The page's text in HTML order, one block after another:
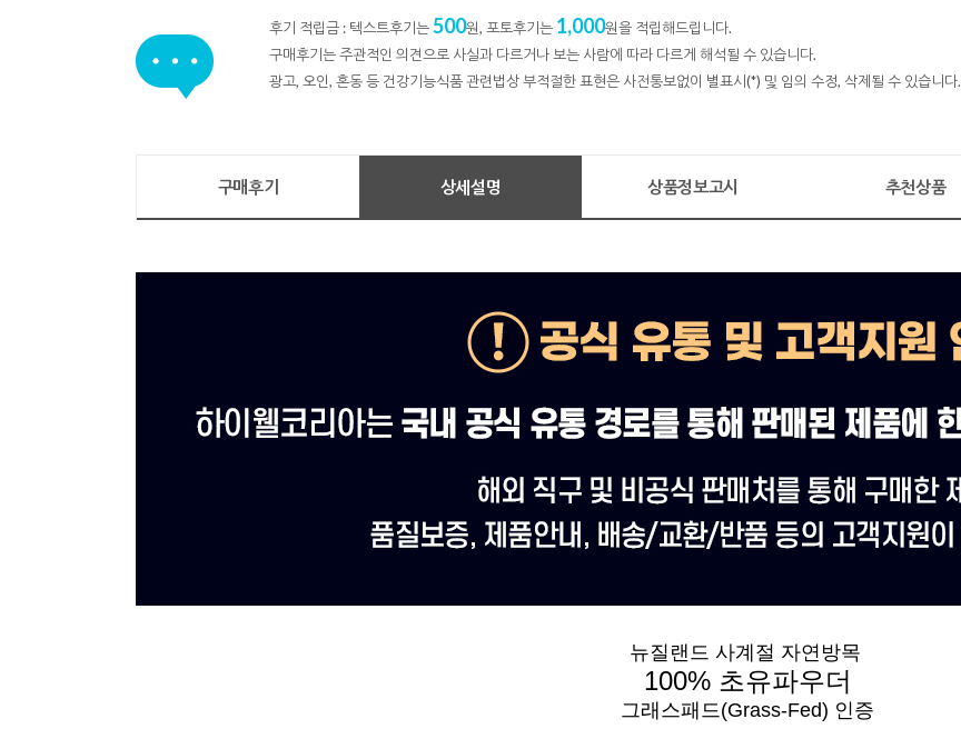
후기 적립금 : 텍스트후기는500원, 포토후기는 1,000원을 적립해드립니다.
구매후기는 주관적인 의견으로 사실과 다르거나 보는 사람에 따라 다르게 해석될 수 있습니다.
광고, 오인, 혼동 등 건강기능식품 관련법상 부적절한 표현은 사전통보없이 별표시(*) 및 임의 수정, 삭제될 수 있습니다.
구매후기 상세설명 상품정보고시 추천상품
뉴질랜드 사계절 자연방목
100% 초유파우더
그래스패드(Grass-Fed) 인증